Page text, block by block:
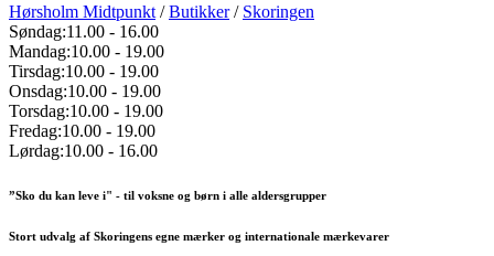
Hørsholm Midtpunkt /Butikker/ Skoringen
Søndag:11.00 - 16.00
Mandag:10.00 - 19.00
Tirsdag:10.00 - 19.00
Onsdag:10.00 - 19.00
Torsdag:10.00 - 19.00
Fredag:10.00 - 19.00
Lørdag:10.00 - 16.00
”Sko du kan leve i" - til voksne og børn i alle aldersgrupper
Stort udvalg af Skoringens egne mærker og internationale mærkevarer